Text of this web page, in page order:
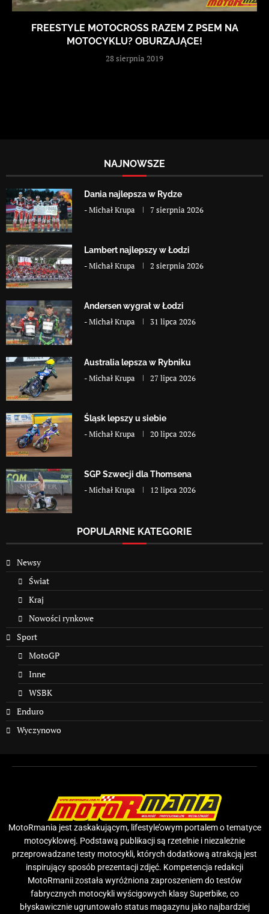
FREESTYLE MOTOCROSS RAZEM Z PSEM NA
MOTOCYKLU? OBURZAJĄCE!
28 sierpnia 2019
NAJNOWSZE
Dania najlepsza w Rydze
-Michał Krupa 7 sierpnia 2026
Lambert najlepszy w Łodzi
-Michał Krupa 2 sierpnia 2026
Andersen wygrał w Łodzi
-Michał Krupa 31 lipca 2026
Australia lepsza w Rybniku
-Michał Krupa 27 lipca 2026
Śląsk lepszy u siebie
-Michał Krupa 20 lipca 2026
SGP Szwecji dla Thomsena
-Michał Krupa 12 lipca 2026
POPULARNE KATEGORIE
Newsy
Świat
Kraj
Nowości rynkowe
Sport
MotoGP
Inne
WSBK
Enduro
Wyczynowo
MotoRmania jest zaskakującym, lifestyle’owym portalem o tematyce
motocyklowej. Podstawą publikacji są rzetelnie i niezależnie
przeprowadzane testy motocykli, których dodatkową atrakcją jest
inspirujący sposób prezentacji zdjęć. Kompetencja redakcji
MotoRmanii została wyróżniona zaproszeniem do testów
fabrycznych motocykli wyścigowych klasy Superbike, co
błyskawicznie ugruntowało status magazynu jako najbardziej